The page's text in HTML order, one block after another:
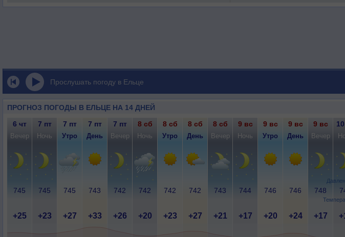
Прослушать погоду в Ельце
ПРОГНОЗ ПОГОДЫ В ЕЛЬЦЕ НА 14 ДНЕЙ
6 чт 7 пт 7 пт 7 пт 7 пт 8 сб 8 сб 8 сб 8 сб 9 вс 9 вс 9 вс 9 вс
Вечер Ночь Утро День Вечер Ночь Утро День Вечер Ночь Утро День Вечер
745 745 745 743 742 742 742 742 743 744 746 746 748
+25 +23 +27 +33 +26 +20 +23 +27 +21 +17 +20 +24 +17